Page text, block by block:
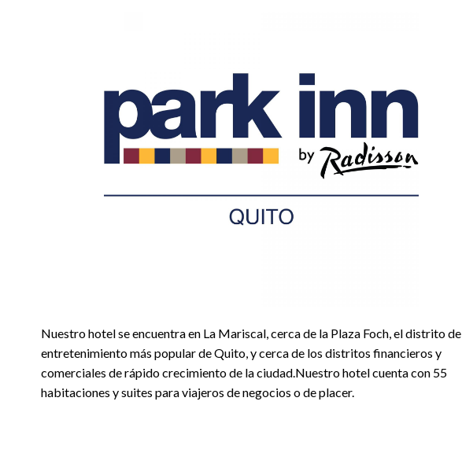
Nuestro hotel se encuentra en La Mariscal, cerca de la Plaza Foch, el distrito de
entretenimiento más popular de Quito, y cerca de los distritos financieros y
comerciales de rápido crecimiento de la ciudad.Nuestro hotel cuenta con 55
habitaciones y suites para viajeros de negocios o de placer.